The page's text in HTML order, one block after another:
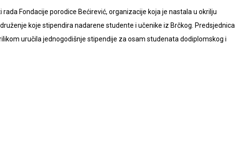
Fondacije porodice Bećirević, organizacije koja je nastala u okrilju
koje stipendira nadarene studente i učenike iz Brčkog. Predsjednica
uručila jednogodišnje stipendije za osam studenata dodiplomskog i